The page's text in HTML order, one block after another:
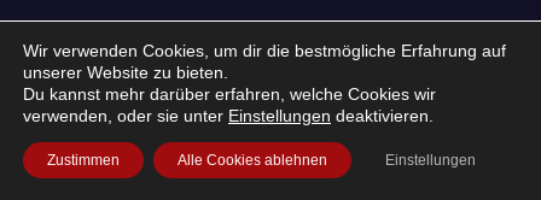
Wir verwenden Cookies, um dir die bestmögliche Erfahrung auf
unserer Website zu bieten.
Du kannst mehr darüber erfahren, welche Cookies wir
verwenden, oder sie unter Einstellungen deaktivieren.
Zustimmen Alle Cookies ablehnen Einstellungen